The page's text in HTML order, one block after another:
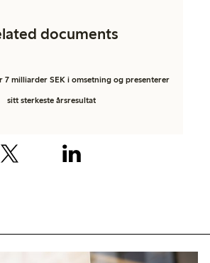
documents
7 milliarder SEK i omsetning og presenterer
sitt sterkeste årsresultat